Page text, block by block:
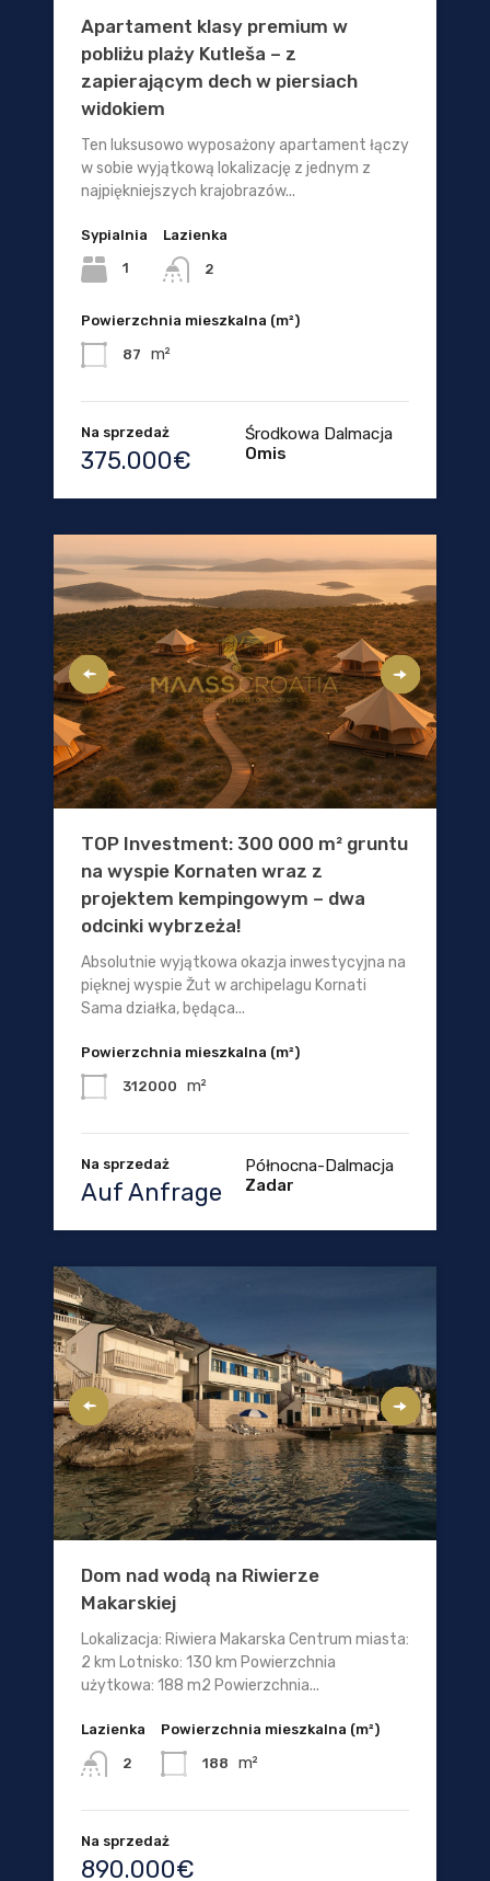
Apartament klasy premium w
pobliżu plaży Kutleša – z
zapierającym dech w piersiach
widokiem
Ten luksusowo wyposażony apartament łączy
w sobie wyjątkową lokalizację z jednym z
najpiękniejszych krajobrazów...
Sypialnia
1
Lazienka
2
Powierzchnia mieszkalna (m²)
87 m²
Na sprzedaż
375.000€
Środkowa Dalmacja
Omis
TOP Investment: 300 000 m² gruntu
na wyspie Kornaten wraz z
projektem kempingowym – dwa
odcinki wybrzeża!
Absolutnie wyjątkowa okazja inwestycyjna na
pięknej wyspie Žut w archipelagu Kornati
Sama działka, będąca...
Powierzchnia mieszkalna (m²)
312000 m²
Na sprzedaż
Auf Anfrage
Północna-Dalmacja
Zadar
Dom nad wodą na Riwierze
Makarskiej
Lokalizacja: Riwiera Makarska Centrum miasta:
2 km Lotnisko: 130 km Powierzchnia
użytkowa: 188 m2 Powierzchnia...
Lazienka
2
Powierzchnia mieszkalna (m²)
188 m²
Na sprzedaż
890.000€